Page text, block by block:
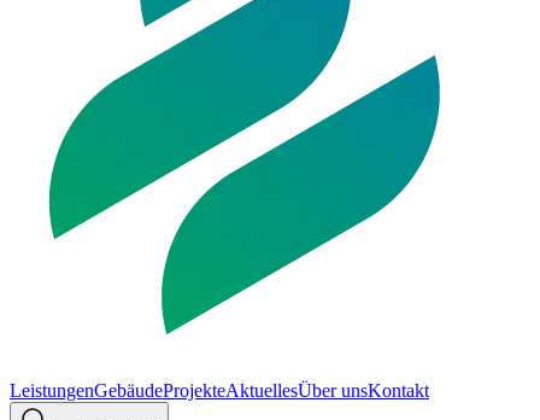
LeistungenGebäudeProjekteAktuellesÜber unsKontakt